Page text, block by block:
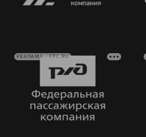
РЕКЛАМА • FPC.RU